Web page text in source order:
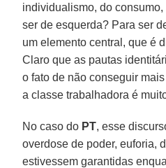
individualismo, do
ser de esquerda? Para ser
um elemento central, que é
Claro que as pautas
o fato de não conseguir
a classe trabalhadora é
No caso do PT, esse
overdose de poder, euforia,
estivessem garantidas